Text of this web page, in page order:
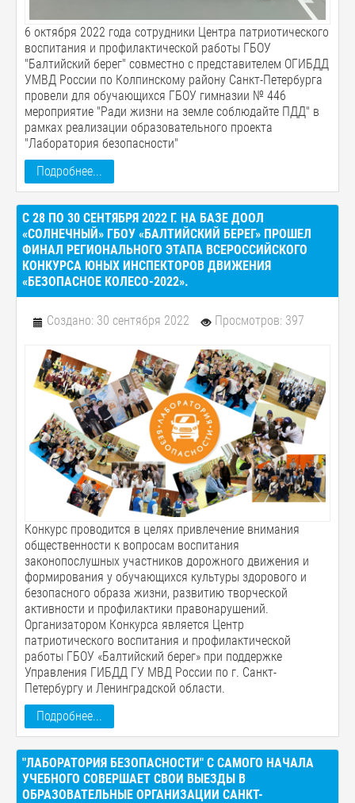
6 октября 2022 года сотрудники Центра патриотического
воспитания и профилактической работы ГБОУ
"Балтийский берег" совместно с представителем ОГИБДД
УМВД России по Колпинскому району Санкт-Петербурга
провели для обучающихся ГБОУ гимназии № 446
мероприятие "Ради жизни на земле соблюдайте ПДД" в
рамках реализации образовательного проекта
"Лаборатория безопасности"
Подробнее...
С 28 ПО 30 СЕНТЯБРЯ 2022 Г. НА БАЗЕ ДООЛ
«СОЛНЕЧНЫЙ» ГБОУ «БАЛТИЙСКИЙ БЕРЕГ» ПРОШЕЛ
ФИНАЛ РЕГИОНАЛЬНОГО ЭТАПА ВСЕРОССИЙСКОГО
КОНКУРСА ЮНЫХ ИНСПЕКТОРОВ ДВИЖЕНИЯ
«БЕЗОПАСНОЕ КОЛЕСО-2022».
Создано: 30 сентября 2022 Просмотров: 397
Конкурс проводится в целях привлечение внимания
общественности к вопросам воспитания
законопослушных участников дорожного движения и
формирования у обучающихся культуры здорового и
безопасного образа жизни, развитию творческой
активности и профилактики правонарушений.
Организатором Конкурса является Центр
патриотического воспитания и профилактической
работы ГБОУ «Балтийский берег» при поддержке
Управления ГИБДД ГУ МВД России по г. Санкт-
Петербургу и Ленинградской области.
Подробнее...
"ЛАБОРАТОРИЯ БЕЗОПАСНОСТИ" С САМОГО НАЧАЛА
УЧЕБНОГО СОВЕРШАЕТ СВОИ ВЫЕЗДЫ В
ОБРАЗОВАТЕЛЬНЫЕ ОРГАНИЗАЦИИ САНКТ-